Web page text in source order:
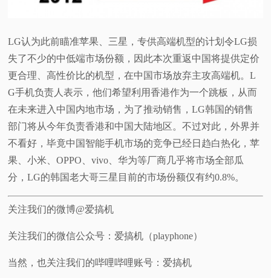
LG认为此前瞄准苹果、三星，专供高端机型的计划令LG损
失了不少的中低端市场份额，因此本次重返中国将提供定价
更合理、高性价比的机型，在中国市场放弃主攻高端机。L
G手机负责人表示，他们希望利用香港作为一个跳板，从而
在未来进入中国内地市场，为了推动销售，LG韩国的销售
部门将从今年负责香港和中国大陆地区。不过对此，外界并
不看好，毕竟中国智能手机市场的竞争已经日趋白热化，苹
果、小米、OPPO、vivo、华为等厂商几乎将市场全部瓜
分，LG的韩国老大哥三星目前的市场份额仅有约0.8%。
关注我们的微博@爱搞机
关注我们的微信公众号：爱搞机（playphone）
当然，也关注我们的哔哩哔哩账号：爱搞机